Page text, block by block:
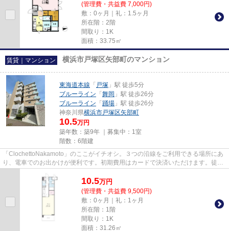
(管理費・共益費 7,000円)
敷：0ヶ月｜礼：1.5ヶ月
所在階：2階
間取り：1K
面積：33.75㎡
賃貸｜マンション 横浜市戸塚区矢部町のマンション
東海道本線 「 戸塚 」駅 徒歩5分
ブルーライン 「 舞岡 」駅 徒歩26分
ブルーライン 「 踊場 」駅 徒歩26分
神奈川県横浜市戸塚区矢部町
10.5万円
築年数：築9年 ｜募集中： 1室
階数：6階建
「ClochettoNakamoto」のここがイチオシ。３つの沿線をご利用できる場所にあ
り、電車でのお出かけが便利です。初期費用はカードで決済いただけます。徒歩
10.5万円
(管理費・共益費 9,500円)
敷：0ヶ月｜礼：1ヶ月
所在階：1階
間取り：1K
面積：31.26㎡